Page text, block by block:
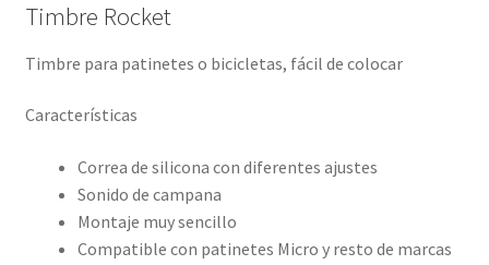
Timbre Rocket
Timbre para patinetes o bicicletas, fácil de colocar
Características
Correa de silicona con diferentes ajustes
Sonido de campana
Montaje muy sencillo
Compatible con patinetes Micro y resto de marcas